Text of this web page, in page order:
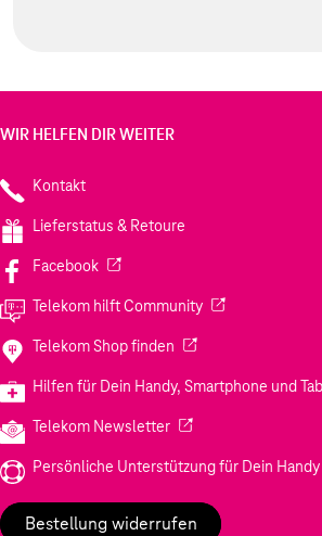
WIR HELFEN DIR WEITER
Kontakt
Lieferstatus & Retoure
Facebook(Wird in einem neuen Tab
Telekom hilft Community(Wird in einem
Telekom Shop finden (Wird in einem neuen
Hilfen für Dein Handy, Smartphone und
Telekom Newsletter(Wird in einem neuen
Persönliche Unterstützung für Dein Handy
Bestellung widerrufen